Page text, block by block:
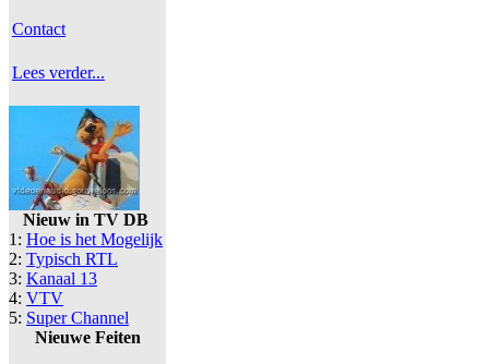
Contact
Lees verder...
Nieuw in TV DB
1: Hoe is het Mogelijk
2: Typisch RTL
3: Kanaal 13
4: VTV
5: Super Channel
Nieuwe Feiten